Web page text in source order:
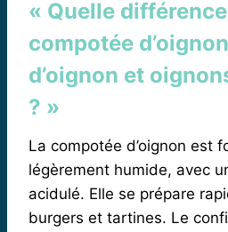
« Quelle
compotée
d’oignon et
? »
La compotée d’oignon est
légèrement humide, avec
acidulé. Elle se prépare
burgers et tartines. Le